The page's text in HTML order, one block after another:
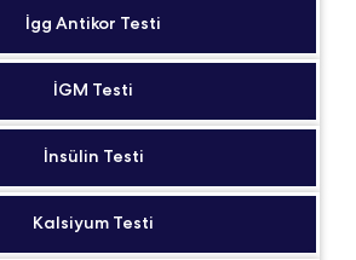
İgg Antikor Testi
İGM Testi
İnsülin Testi
Kalsiyum Testi